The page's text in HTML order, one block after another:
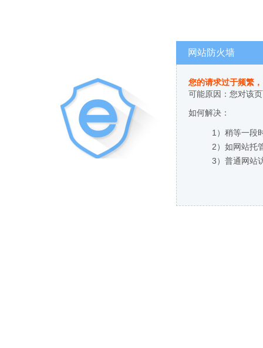
网站防火墙
您的请求过于频繁
可能原因：您对该
如何解决：
1）稍等一段
2）如网站托
3）普通网站